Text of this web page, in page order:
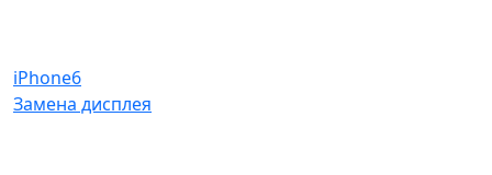
iPhone6
Замена дисплея